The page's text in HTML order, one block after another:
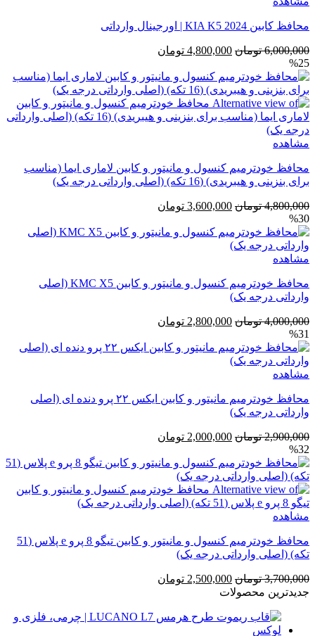
محافظ کابین 2024 KIA K5 | اورجینال وارداتی
6,000,000 تومان قیمت
6,000,000 تومان
بود.
4,800,000 تومان
4,800,000 تومان
است.
%25
مشاهده
محافظ خودترمیم کنسول و مانیتور و کابین لاماری ایما (مناسب
برای بنزینی و هیبریدی) (16 تکه) (اصلی وارداتی درجه یک)
4,800,000 تومان قیمت
4,800,000 تومان
بود.
3,600,000 تومان
3,600,000 تومان
%30
مشاهده
محافظ خودترمیم کنسول و مانیتور و کابین KMC X5 (اصلی
وارداتی درجه یک)
4,000,000 تومان قیمت
4,000,000 تومان
بود.
2,800,000 تومان
2,800,000 تومان
%31
مشاهده
محافظ خودترمیم مانیتور و کابین ایکس ۲۲ پرو دنده ای (اصلی
وارداتی درجه یک)
2,900,000 تومان قیمت
2,900,000 تومان
بود.
2,000,000 تومان
2,000,000 تومان
%32
مشاهده
محافظ خودترمیم کنسول و مانیتور و کابین تیگو 8 پرو e پلاس (51
تکه) (اصلی وارداتی درجه یک)
3,700,000 تومان قیمت
اصلی
بود.
2,500,000 تومان
است.
جدیدترین محصولات